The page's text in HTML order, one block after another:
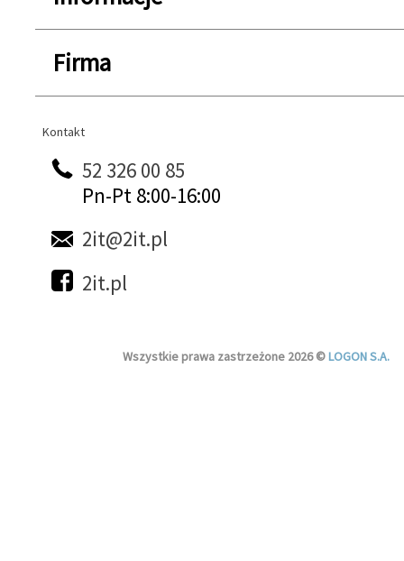
Firma
Kontakt
Kontakt
52 326 00 85
Pn-Pt 8:00-16:00
2it@2it.pl
2it.pl
Wszystkie prawa zastrzeżone 2026 ©LOGON S.A.